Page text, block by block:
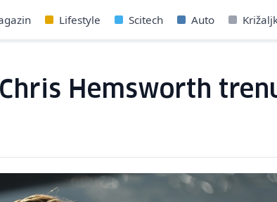
Lifestyle Scitech Auto
Hemsworth